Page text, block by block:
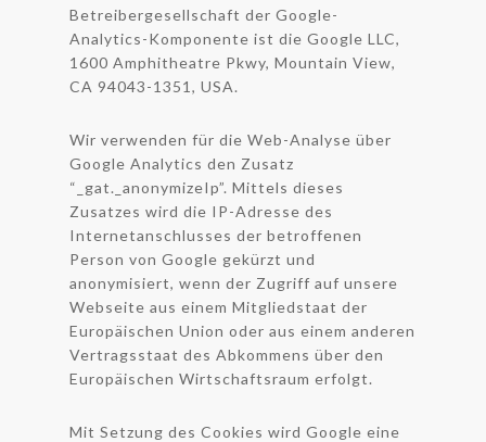
Betreibergesellschaft der Google-
Analytics-Komponente ist die Google LLC,
1600 Amphitheatre Pkwy, Mountain View,
CA 94043-1351, USA.
Wir verwenden für die Web-Analyse über
Google Analytics den Zusatz
“_gat._anonymizeIp”. Mittels dieses
Zusatzes wird die IP-Adresse des
Internetanschlusses der betroffenen
Person von Google gekürzt und
anonymisiert, wenn der Zugriff auf unsere
Webseite aus einem Mitgliedstaat der
Europäischen Union oder aus einem anderen
Vertragsstaat des Abkommens über den
Europäischen Wirtschaftsraum erfolgt.
Mit Setzung des Cookies wird Google eine